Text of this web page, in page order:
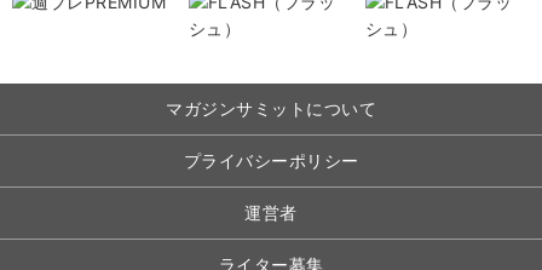
マガジンサミットについて
プライバシーポリシー
運営者
ライター募集